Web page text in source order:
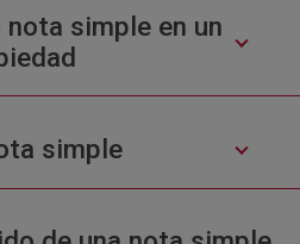
simple en un
simple